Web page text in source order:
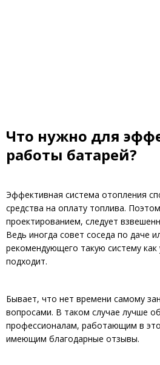
Что нужно для
работы батарей?
Эффективная система отопления
средства на оплату топлива.
проектированием, следует
Ведь иногда совет соседа по даче
рекомендующего такую систему как
подходит.
Бывает, что нет времени самому
вопросами. В таком случае лучше
профессионалам, работающим в
имеющим благодарные отзывы.